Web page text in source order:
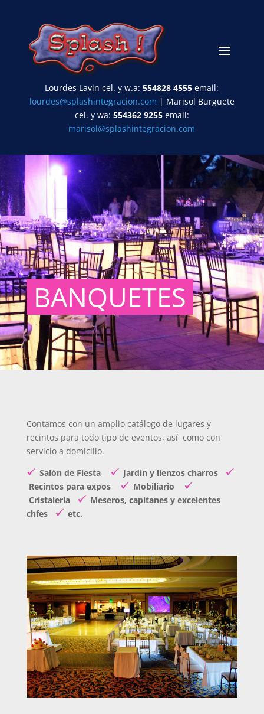
Lourdes Lavin cel. y w.a:554828 4555 email:
lourdes@splashintegracion.com | Marisol Burguete
cel. y wa: 554362 9255email:
marisol@splashintegracion.com
BANQUETES
Contamos con un amplio catálogo de lugares y
recintos para todo tipo de eventos, así como con
servicio a domicilio.
Salón de Fiesta
Jardín y lienzos charros
Recintos para expos
Mobiliario
Cristaleria
Meseros, capitanes y excelentes
chfes
etc.